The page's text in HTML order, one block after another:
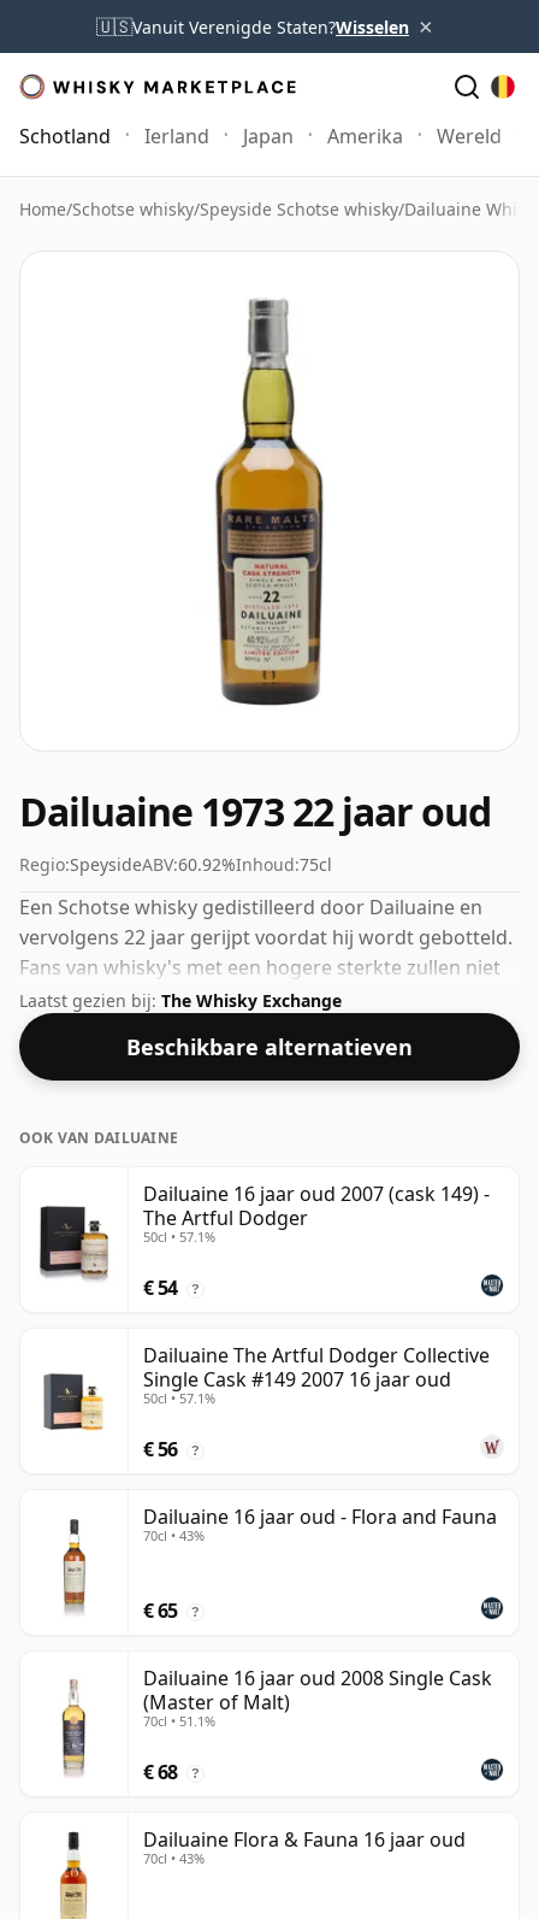
🇺🇸Vanuit Verenigde Staten?Wisselen ×
Schotland Ierland Japan Amerika Wereld
Home/Schotse whisky/Speyside Schotse whisky/Dailuaine
Dailuaine 1973 22 jaar oud
Regio:SpeysideABV:60.92%Inhoud:75cl
Een Schotse whisky gedistilleerd door Dailuaine en
vervolgens 22 jaar gerijpt voordat hij wordt gebotteld.
Fans van whisky's met een hogere sterkte zullen niet
teleurgesteld worden door deze botteling, die een
alcoholpercentage van 60,92% heeft.
Laatst gezien bij: The Whisky Exchange
Beschikbare alternatieven
OOK VAN DAILUAINE
Dailuaine 16 jaar oud 2007 (cask 149) -
The Artful Dodger
50cl • 57.1%
€ 54 ?
Dailuaine The Artful Dodger Collective
Single Cask #149 2007 16 jaar oud
50cl • 57.1%
€ 56 ?
Dailuaine 16 jaar oud - Flora and Fauna
70cl • 43%
€ 65 ?
Dailuaine 16 jaar oud 2008 Single Cask
(Master of Malt)
70cl • 51.1%
€ 68 ?
Dailuaine Flora & Fauna 16 jaar oud
70cl • 43%